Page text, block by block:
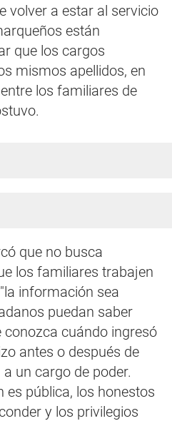
volver a estar al servicio
están
que los cargos
mismos apellidos, en
los familiares de
que no busca
los familiares trabajen
información sea
puedan saber
conozca cuándo ingresó
antes o después de
un cargo de poder.
es pública, los honestos
y los privilegios